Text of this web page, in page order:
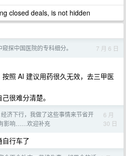
closed deals, is not hidden
窥探中国医院的专科细分。 7 月 6 日
照 AI 建议用药很久无效，去三甲医
很难分清楚。
经济下行，我做了这些事情来节省开
影响……欢迎补充
6 月
30 日
行车了